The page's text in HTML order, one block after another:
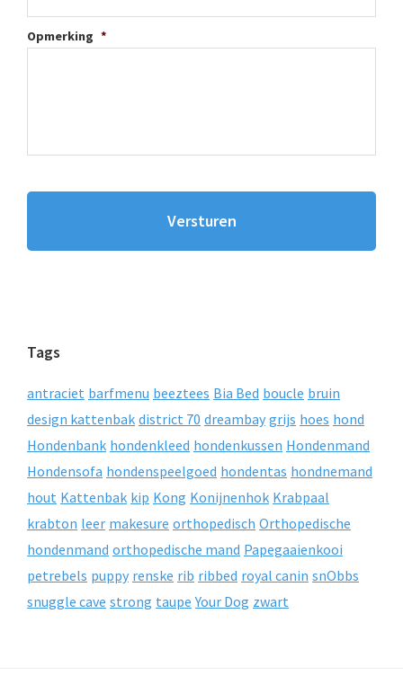
Opmerking *
Tags
antraciet barfmenu beeztees Bia Bed boucle bruin
design kattenbak district 70 dreambay grijs hoes hond
Hondenbank hondenkleed hondenkussen Hondenmand
Hondensofa hondenspeelgoed hondentas hondnemand
hout Kattenbak kip Kong Konijnenhok Krabpaal
krabton leer makesure orthopedisch Orthopedische
hondenmand orthopedische mand Papegaaienkooi
petrebels puppy renske rib ribbed royal canin snObbs
snuggle cave strong taupe Your Dog zwart